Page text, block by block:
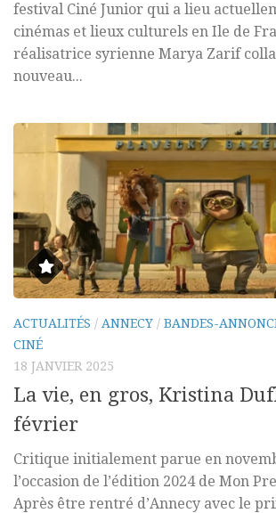
festival Ciné Junior qui a lieu
cinémas et lieux culturels en Ile de
réalisatrice syrienne Marya Zarif
nouveau...
ACTUALITÉS / ANNECY / BANDES-
CINÉ
18 JANVIER 2025
La vie, en gros, Kristina
février
Critique initialement parue en
l’occasion de l’édition 2024 de Mon
Après être rentré d’Annecy avec le